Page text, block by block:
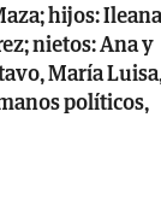
hijos: Ileana
nietos: Ana y
María
políticos,